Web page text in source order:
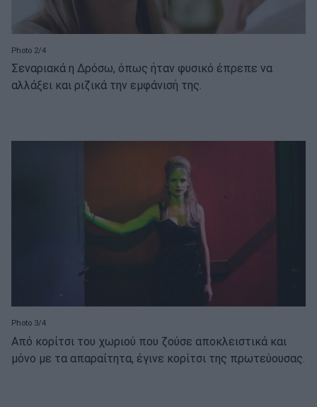
Photo 2/4
Σεναριακά η Δρόσω, όπως ήταν φυσικό έπρεπε να
αλλάξει και ριζικά την εμφάνισή της.
Photo 3/4
Από κορίτσι του χωριού που ζούσε αποκλειστικά και
μόνο με τα απαραίτητα, έγινε κορίτσι της πρωτεύουσας.